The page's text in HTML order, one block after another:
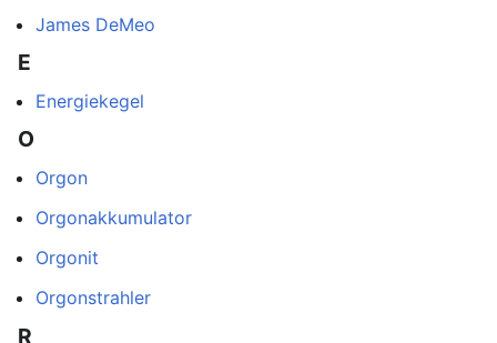
James DeMeo
E
Energiekegel
O
Orgon
Orgonakkumulator
Orgonit
Orgonstrahler
R